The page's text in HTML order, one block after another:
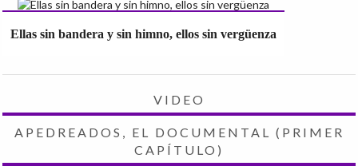
Ellas sin bandera y sin himno, ellos sin vergüenza
VIDEO
APEDREADOS, EL DOCUMENTAL (PRIMER
CAPÍTULO)